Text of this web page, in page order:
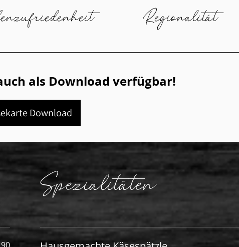
Regionalität
als Download verfügbar!
Download
Spezialitäten